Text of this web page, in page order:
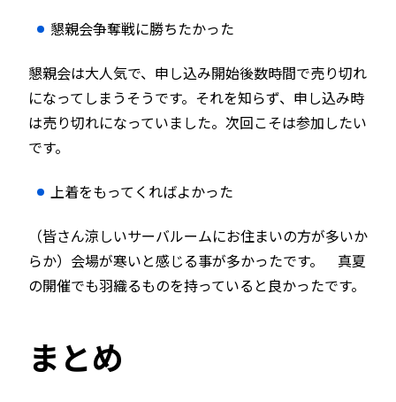
懇親会争奪戦に勝ちたかった
懇親会は大人気で、申し込み開始後数時間で売り切れ
になってしまうそうです。それを知らず、申し込み時
は売り切れになっていました。次回こそは参加したい
です。
上着をもってくればよかった
（皆さん涼しいサーバルームにお住まいの方が多いか
らか）会場が寒いと感じる事が多かったです。 真夏
の開催でも羽織るものを持っていると良かったです。
まとめ